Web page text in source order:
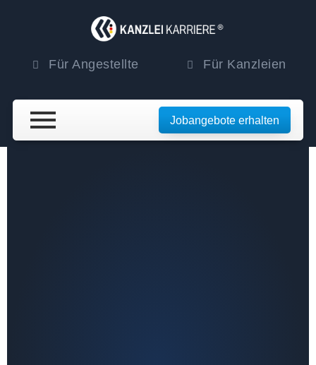
Für Angestellte Für Kanzleien
Jobangebote erhalten